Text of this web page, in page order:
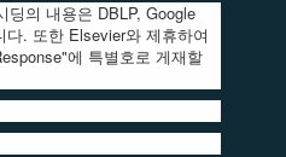
의 내용은 DBLP, Google
. 또한 Elsevier와 제휴하여
에 특별호로 게재할